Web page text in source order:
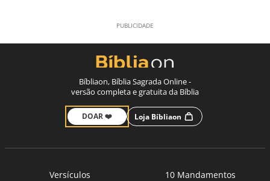
Bíbliaon, Bíblia Sagrada Online -
versão completa e gratuita da Bíblia
DOAR ❤️ Loja Bíbliaon
Versículos
10 Mandamentos